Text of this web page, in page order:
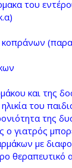
του
κοπράνων
και της
του
της
ο γιατρός
με
θεραπευτικό